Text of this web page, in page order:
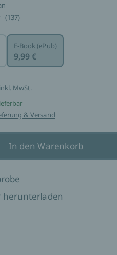
(137)
E-Book (ePub)
9,99 €
inkl. MwSt.
& Versand
In den Warenkorb
herunterladen